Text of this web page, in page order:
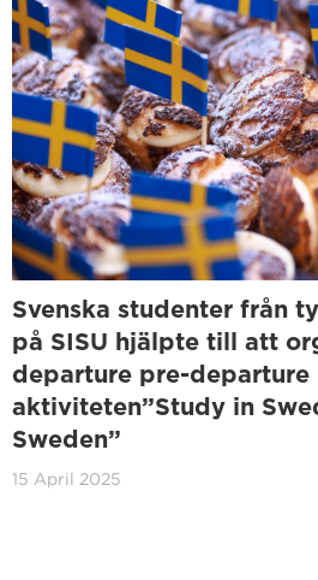
Svenska studenter från
på SISU hjälpte till att
departure pre-departure
aktiviteten”Study in
Sweden”
15 April 2025